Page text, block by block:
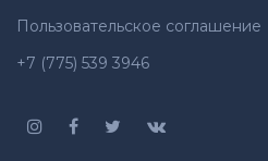
Пользовательское соглашение
+7 (775) 539 3946